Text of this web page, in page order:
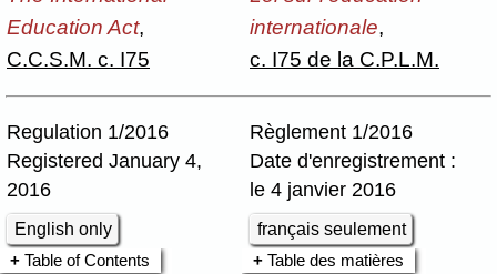
Education Act,
C.C.S.M. c. I75
internationale,
c. I75 de la C.P.L.M.
Regulation 1/2016
Registered January 4,
2016
English only
Règlement 1/2016
Date d'enregistrement :
le 4 janvier 2016
français seulement
Table of Contents
Table des matières